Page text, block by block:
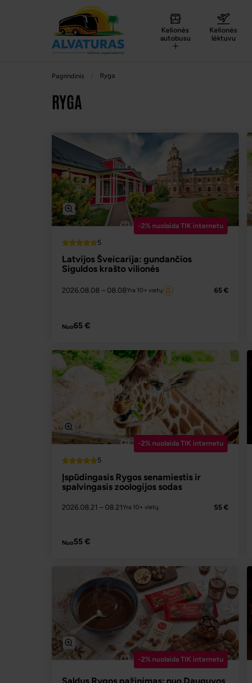
Kelionės
autobusu
Kelionės
lėktuvu
Pagrindinis Ryga
RYGA
-2% nuolaida TIK internetu
5
Latvijos Šveicarija: gundančios
Siguldos krašto vilionės
2026.08.08 – 08.08Yra 10+ vietų 65 €
Nuo65 €
-2% nuolaida TIK internetu
5
Įspūdingasis Rygos senamiestis ir
spalvingasis zoologijos sodas
2026.08.21 – 08.21 Yra 10+ vietų 55 €
Nuo55 €
-2% nuolaida TIK internetu